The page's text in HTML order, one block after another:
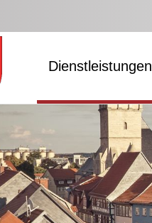
Dienstleistungen